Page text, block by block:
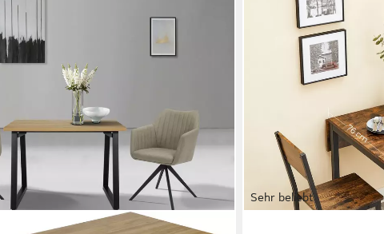
Sehr beliebt